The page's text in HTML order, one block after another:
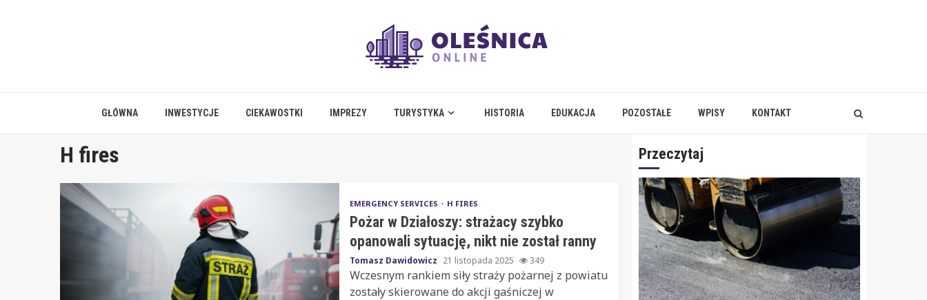
GŁÓWNA INWESTYCJE CIEKAWOSTKI IMPREZY TURYSTYKA HISTORIA EDUKACJA POZOSTAŁE WPISY KONTAKT
H fires
EMERGENCY SERVICES H FIRES
Pożar w Działoszy: strażacy szybko
opanowali sytuację, nikt nie został ranny
Tomasz Dawidowicz 21 listopada 2025 349
Wczesnym rankiem siły straży pożarnej z powiatu
zostały skierowane do akcji gaśniczej w
Przeczytaj